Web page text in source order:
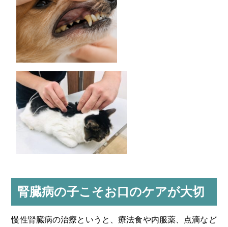
腎臓病の子こそお口のケアが大切
慢性腎臓病の治療というと、療法食や内服薬、点滴など